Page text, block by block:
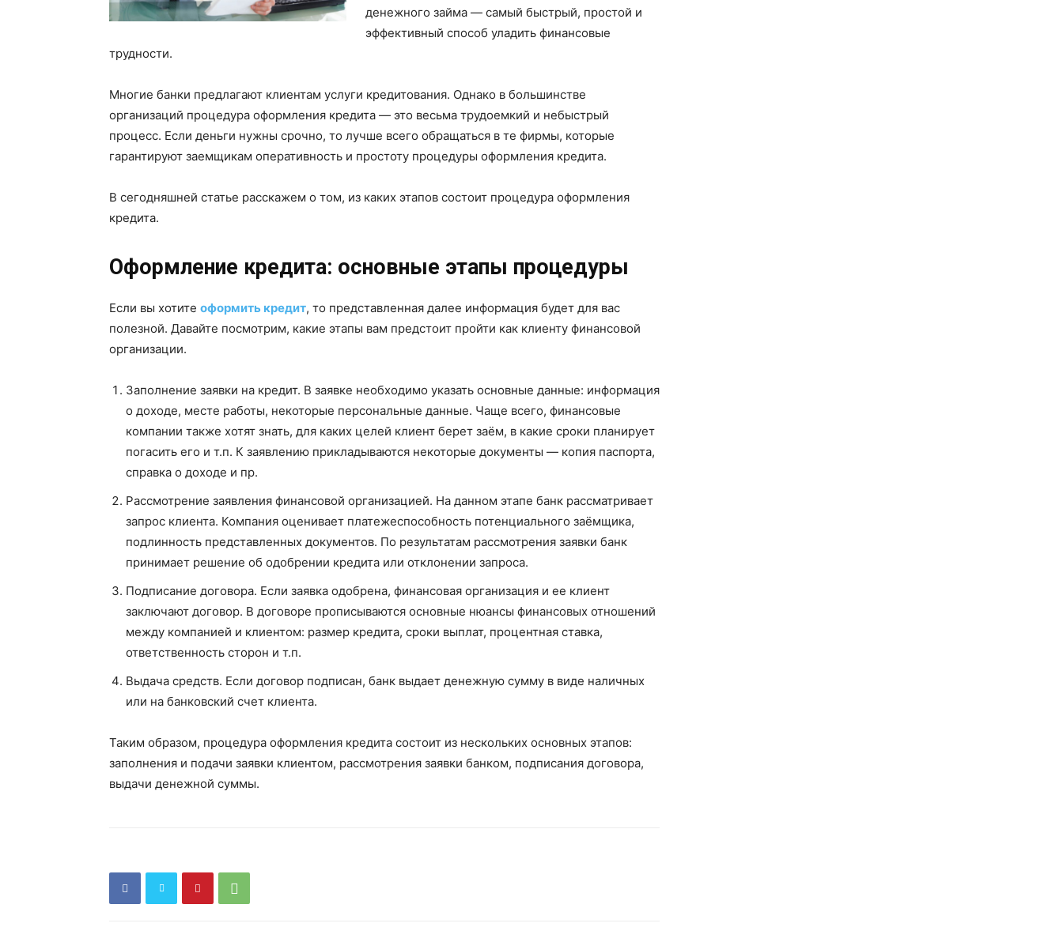
денежного займа — самый быстрый, простой и
эффективный способ уладить финансовые
трудности.
Многие банки предлагают клиентам услуги кредитования. Однако в большинстве
организаций процедура оформления кредита — это весьма трудоемкий и небыстрый
процесс. Если деньги нужны срочно, то лучше всего обращаться в те фирмы, которые
гарантируют заемщикам оперативность и простоту процедуры оформления кредита.
В сегодняшней статье расскажем о том, из каких этапов состоит процедура оформления
кредита.
Оформление кредита: основные этапы процедуры
Если вы хотите оформить кредит, то представленная далее информация будет для вас
полезной. Давайте посмотрим, какие этапы вам предстоит пройти как клиенту финансовой
организации.
Заполнение заявки на кредит. В заявке необходимо указать основные данные: информация
о доходе, месте работы, некоторые персональные данные. Чаще всего, финансовые
компании также хотят знать, для каких целей клиент берет заём, в какие сроки планирует
погасить его и т.п. К заявлению прикладываются некоторые документы — копия паспорта,
справка о доходе и пр.
Рассмотрение заявления финансовой организацией. На данном этапе банк рассматривает
запрос клиента. Компания оценивает платежеспособность потенциального заёмщика,
подлинность представленных документов. По результатам рассмотрения заявки банк
принимает решение об одобрении кредита или отклонении запроса.
Подписание договора. Если заявка одобрена, финансовая организация и ее клиент
заключают договор. В договоре прописываются основные нюансы финансовых отношений
между компанией и клиентом: размер кредита, сроки выплат, процентная ставка,
ответственность сторон и т.п.
Выдача средств. Если договор подписан, банк выдает денежную сумму в виде наличных
или на банковский счет клиента.
Таким образом, процедура оформления кредита состоит из нескольких основных этапов:
заполнения и подачи заявки клиентом, рассмотрения заявки банком, подписания договора,
выдачи денежной суммы.